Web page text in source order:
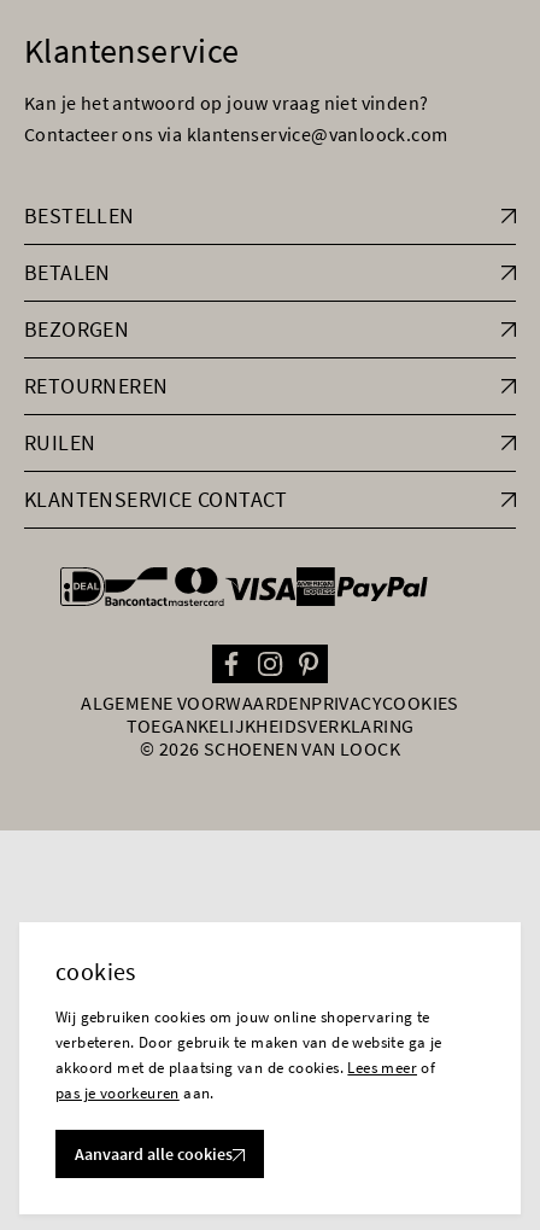
Klantenservice
Kan je het antwoord op jouw vraag niet vinden?
Contacteer ons via klantenservice@vanloock.com
BESTELLEN
BETALEN
BEZORGEN
RETOURNEREN
RUILEN
KLANTENSERVICE CONTACT
general.paymentOptions
ALGEMENE VOORWAARDENPRIVACYCOOKIES
TOEGANKELIJKHEIDSVERKLARING
© 2026 SCHOENEN VAN LOOCK
cookies
Wij gebruiken cookies om jouw online shopervaring te
verbeteren. Door gebruik te maken van de website ga je
akkoord met de plaatsing van de cookies. Lees meerof
pas je voorkeuren aan.
Aanvaard alle cookies